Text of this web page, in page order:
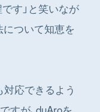
す」と笑いなが
について知恵を
対応できるよう